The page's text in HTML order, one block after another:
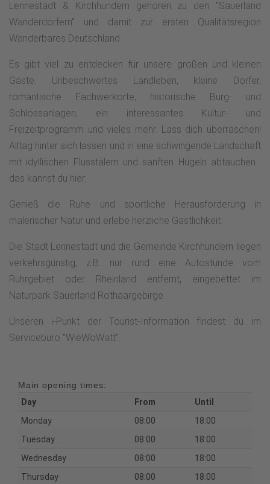
Lennestadt & Kirchhundem gehören zu den "Sauerland
Wanderdörfern" und damit zur ersten Qualitätsregion
Wanderbares Deutschland.
Es gibt viel zu entdecken für unsere großen und kleinen
Gäste. Unbeschwertes Landleben, kleine Dörfer,
romantische Fachwerkorte, historische Burg- und
Schlossanlagen, ein interessantes Kultur- und
Freizeitprogramm und vieles mehr. Lass dich überraschen!
Alltag hinter sich lassen und in eine schwingende Landschaft
mit idyllischen Flusstälern und sanften Hügeln abtauchen...
das kannst du hier.
Genieß die Ruhe und sportliche Herausforderung in
malerischer Natur und erlebe herzliche Gastlichkeit.
Die Stadt Lennestadt und die Gemeinde Kirchhundem liegen
verkehrsgünstig, z.B. nur rund eine Autostunde vom
Ruhrgebiet oder Rheinland entfernt, eingebettet im
Naturpark Sauerland Rothaargebirge.
Unseren i-Punkt der Tourist-Information findest du im
Servicebüro "WieWoWatt".
Main opening times:
Day
From
Until
Monday
08:00
18:00
Tuesday
08:00
18:00
Wednesday
08:00
18:00
Thursday
08:00 18:00